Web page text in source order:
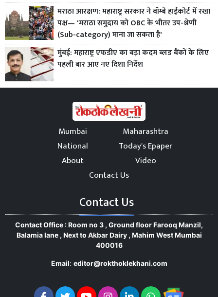
मराठा आरक्षण: महाराष्ट्र सरकार ने बॉम्बे हाईकोर्ट में रखा
पक्ष— 'मराठा समुदाय को OBC के भीतर उप-श्रेणी
(Sub-category) माना जा सकता है'
मुंबई: महाराष्ट्र एफडीए का बड़ा कदम ब्लड बैंकों के लिए
पहली बार आए नए दिशा निर्देश
Mumbai
Maharashtra
National
Today's Epaper
About
Video
Contact Us
Contact Us
Contact Office : Room no 3 , Ground floor Farooq Manzil,
Balamia lane , Next to Akbar Dairy , Mahim West Mumbai
400016
Email: editor@rokthoklekhani.com